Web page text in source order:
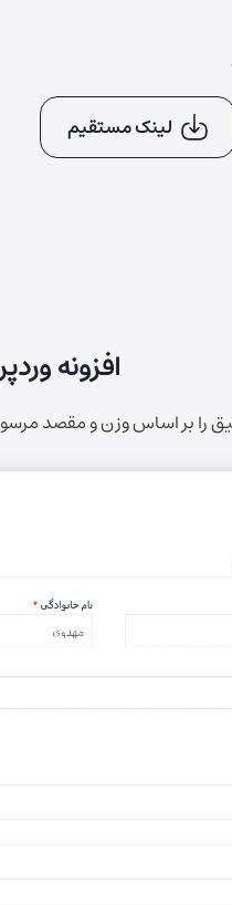
لینک مستقیم
افزونه
را بر اساس وزن و مقصد